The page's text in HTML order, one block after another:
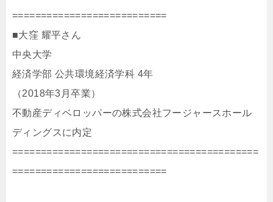
===========================
■大窪 耀平さん
中央大学
経済学部 公共環境経済学科 4年
（2018年3月卒業）
不動産ディベロッパーの株式会社フージャースホール
ディングスに内定
===========================================
===========================